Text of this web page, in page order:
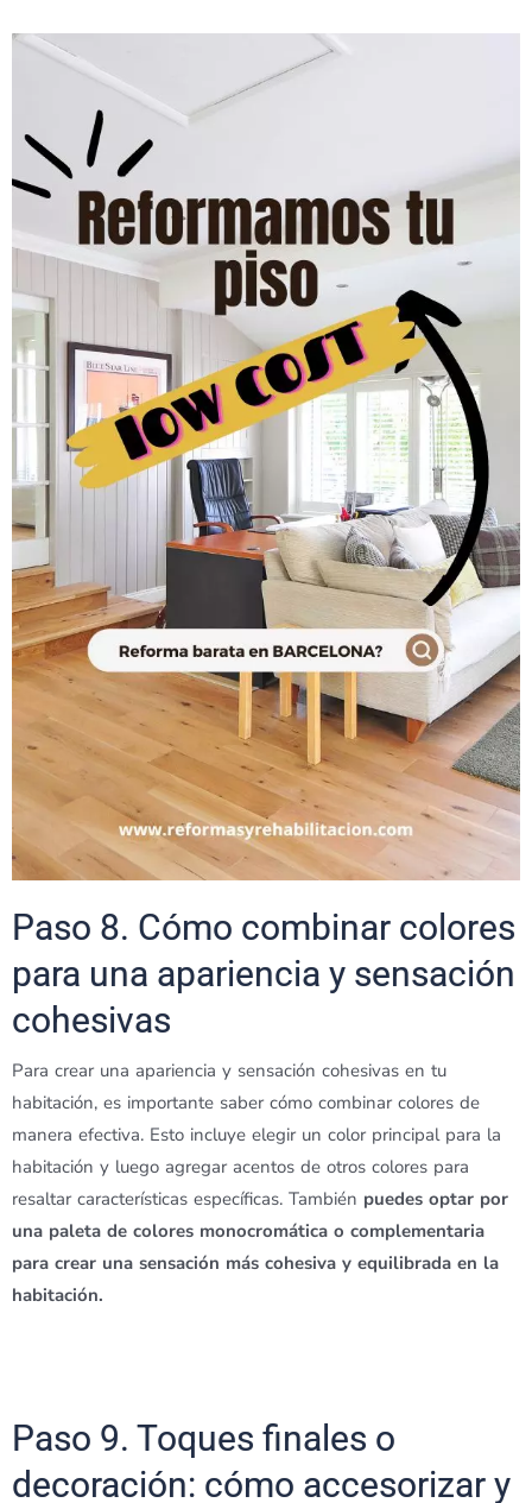
Paso 8. Cómo combinar colores
para una apariencia y sensación
cohesivas
Para crear una apariencia y sensación cohesivas en tu
habitación, es importante saber cómo combinar colores de
manera efectiva. Esto incluye elegir un color principal para la
habitación y luego agregar acentos de otros colores para
resaltar características específicas. También puedes optar por
una paleta de colores monocromática o complementaria
para crear una sensación más cohesiva y equilibrada en la
habitación.
Paso 9. Toques finales o
decoración: cómo accesorizar y